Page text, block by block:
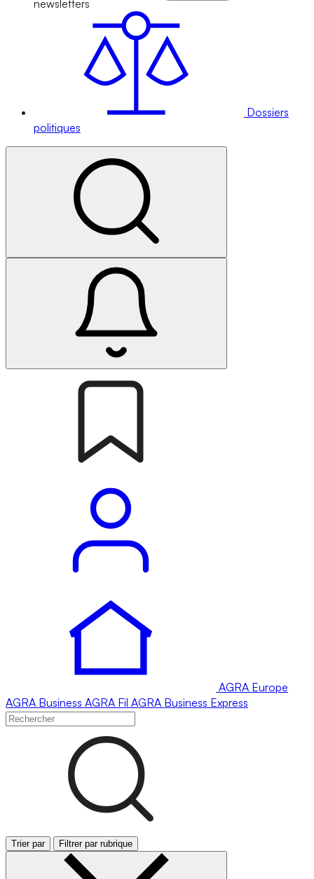
newsletters
Dossiers
politiques
AGRA Europe
AGRA Business AGRA Fil AGRA Business Express
Trier par Filtrer par rubrique